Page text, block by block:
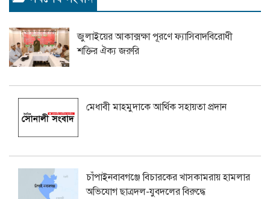
জুলাইয়ের আকাক্সক্ষা পূরণে ফ্যাসিবাদবিরোধী
শক্তির ঐক্য জরুরি
মেধাবী মাহমুদাকে আর্থিক সহায়তা প্রদান
চাঁপাইনবাবগঞ্জে বিচারকের খাসকামরায় হামলার
অভিযোগ ছাত্রদল-যুবদলের বিরুদ্ধে